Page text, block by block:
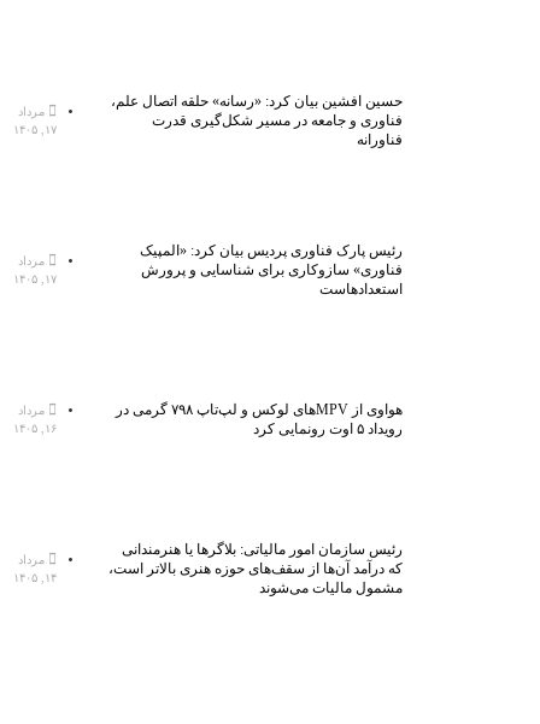
حسین افشین بیان کرد: «رسانه» حلقه اتصال علم،
فناوری و جامعه در مسیر شکل‌گیری قدرت
فناورانه
مرداد
۱۷, ۱۴۰۵
رئیس پارک فناوری پردیس بیان کرد: «المپیک
فناوری» سازوکاری برای شناسایی و پرورش
استعدادهاست
مرداد
۱۷, ۱۴۰۵
هواوی از MPVهای لوکس و لپ‌تاپ ۷۹۸ گرمی در
رویداد ۵ اوت رونمایی کرد
مرداد
۱۶, ۱۴۰۵
رئیس سازمان امور مالیاتی: بلاگر‌ها یا هنرمندانی
که درآمد آن‌ها از سقف‌های حوزه هنری بالاتر است،
مشمول مالیات می‌شوند
مرداد
۱۴, ۱۴۰۵